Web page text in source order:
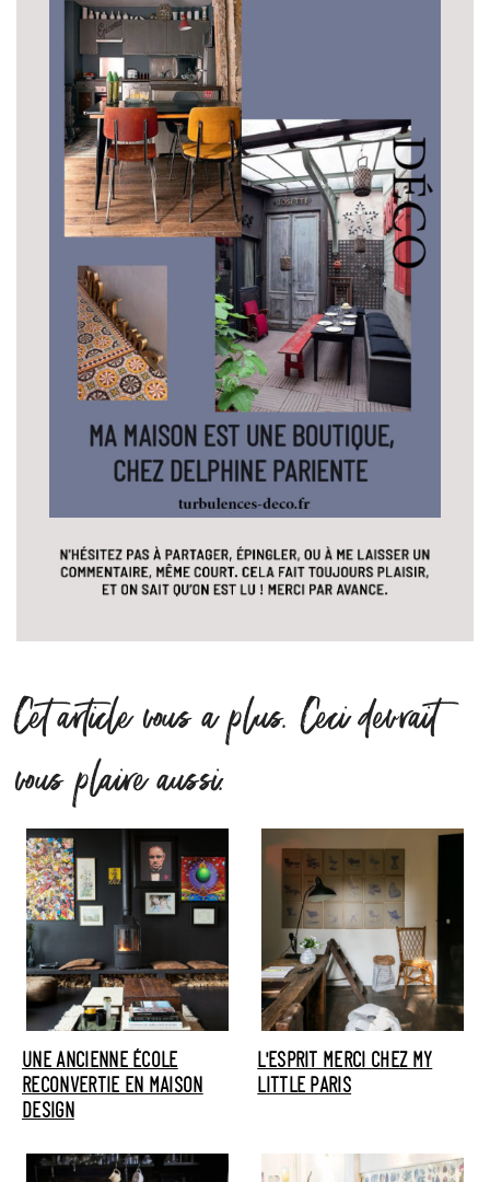
Cet article vous a plus. Ceci devrait
vous plaire aussi.
UNE ANCIENNE ÉCOLE
RECONVERTIE EN MAISON
DESIGN
L'ESPRIT MERCI CHEZ MY
LITTLE PARIS